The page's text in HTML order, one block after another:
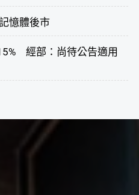
憶體後市
經部：尚待公告適用